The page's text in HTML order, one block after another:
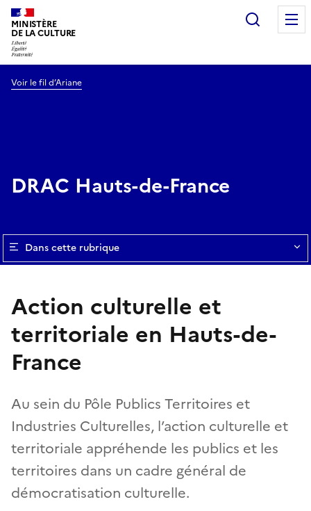
MINISTÈRE
DE LA CULTURE
Voir le fil d’Ariane
DRAC Hauts-de-France
Dans cette rubrique
Action culturelle et
territoriale en Hauts-de-
France
Au sein du Pôle Publics Territoires et
Industries Culturelles, l’action culturelle et
territoriale appréhende les publics et les
territoires dans un cadre général de
démocratisation culturelle.